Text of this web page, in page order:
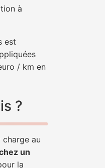
à
est
/ km en
?
au
un
la